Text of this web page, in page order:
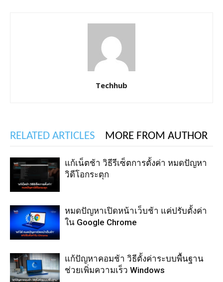
Techhub
RELATED ARTICLES MORE FROM AUTHOR
แก้เน็ตช้า วิธีรีเซ็ตการตั้งค่า หมดปัญหา
วิดีโอกระตุก
หมดปัญหาเปิดหน้าเว็บช้า แค่ปรับตั้งค่า
ใน Google Chrome
แก้ปัญหาคอมช้า วิธีตั้งค่าระบบพื้นฐาน
ช่วยเพิ่มความเร็ว Windows